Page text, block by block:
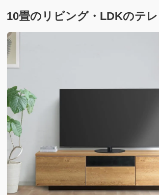
10畳のリビング・LDKのテ